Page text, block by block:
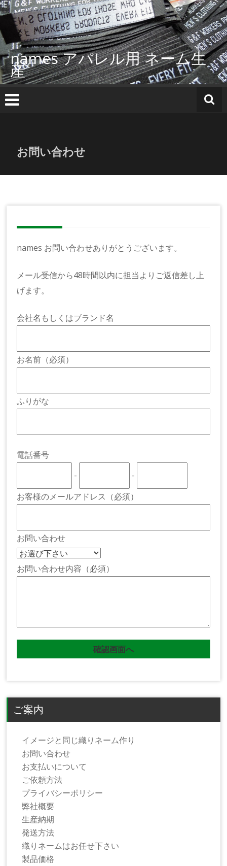
コ
ン
テ
ン
ツ
へ
ス
キ
ッ
names アパレル用 ネーム生
産
お問い合わせ
names お問い合わせありがとうございます。
メール受信から48時間以内に担当よりご返信差し上
げます。
会社名もしくはブランド名
お名前（必須）
ふりがな
電話番号
-
-
お客様のメールアドレス（必須）
お問い合わせ
お問い合わせ内容（必須）
ご案内
イメージと同じ織りネーム作り
お問い合わせ
お支払いについて
ご依頼方法
プライバシーポリシー
弊社概要
生産納期
発送方法
織りネームはお任せ下さい
製品価格